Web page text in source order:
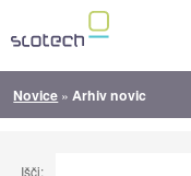
Novice » Arhiv novic
Išči: